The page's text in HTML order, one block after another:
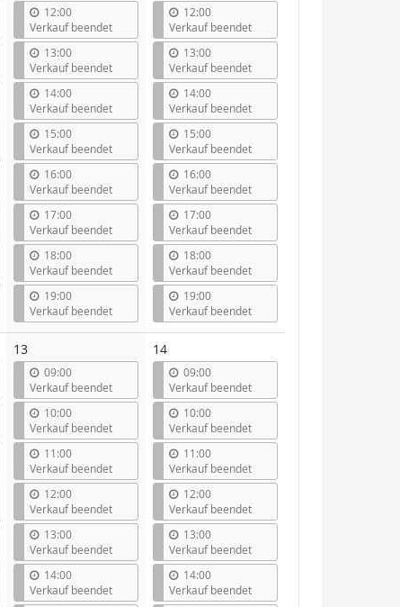
12:00
Verkauf beendet
13:00
Verkauf beendet
14:00
Verkauf beendet
15:00
Verkauf beendet
16:00
Verkauf beendet
17:00
Verkauf beendet
18:00
Verkauf beendet
19:00
Verkauf beendet
12:00
Verkauf beendet
13:00
Verkauf beendet
14:00
Verkauf beendet
15:00
Verkauf beendet
16:00
Verkauf beendet
17:00
Verkauf beendet
18:00
Verkauf beendet
19:00
Verkauf beendet
13
09:00
Verkauf beendet
10:00
Verkauf beendet
11:00
Verkauf beendet
12:00
Verkauf beendet
13:00
Verkauf beendet
14:00
Verkauf beendet
14
09:00
Verkauf beendet
10:00
Verkauf beendet
11:00
Verkauf beendet
12:00
Verkauf beendet
13:00
Verkauf beendet
14:00
Verkauf beendet